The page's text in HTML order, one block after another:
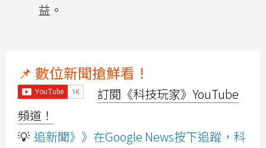
益。
📌 數位新聞搶鮮看！
訂閱《科技玩家》YouTube
頻道！
💡 追新聞》》在Google News按下追蹤，科